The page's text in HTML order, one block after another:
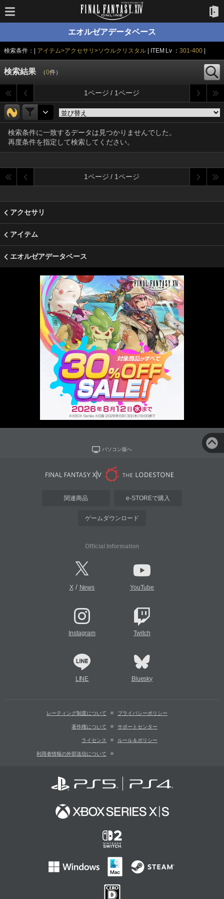
エオルゼアデータベース
検索条件：| アイテム>アクセサリ>ソウルクリスタル | ITEM Lv ：301-400
検索結果 （0件）
1ページ / 1ページ
検索条件に一致するデータは見つかりませんでした。
再度条件を指定して検索してください。
1ページ / 1ページ
アクセサリ
アイテム
エオルゼアデータベース
パソコン版へ
関連商品 e-STOREで購入
ゲームダウンロード
Official Information
X/ News YouTube
Instagram Twitch
LINE Bluesky
レーティング制度について プライバシーポリシー
著作権について サポートセンター
ライセンス ルール＆ポリシー
利用者情報の外部送信について